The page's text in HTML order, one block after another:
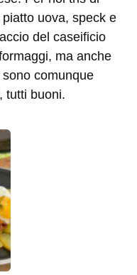
uova, speck e
del caseificio
ma anche
comunque
tutti buoni.